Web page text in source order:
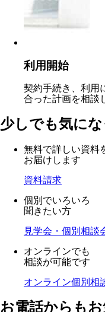
利用開始
契約手続き、利用
合った計画を相談
少しでも気に
無料で詳しい資料
お届けします
資料請求
個別でいろいろ
聞きたい方
見学会・個別相談
オンラインでも
相談が可能です
オンライン個別相
お電話からも